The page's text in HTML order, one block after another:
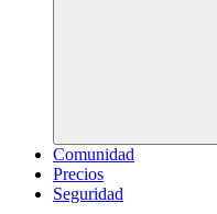
Comunidad
Precios
Seguridad